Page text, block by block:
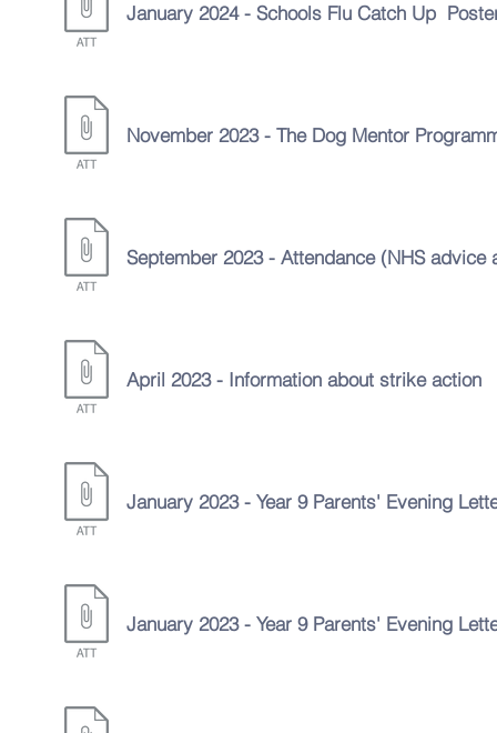
Lettere per l'anno accademico 2019/
January 2024 - Schools Flu Catch Up
November 2023 - The Dog Mentor
September 2023 - Attendance (NHS advice
April 2023 - Information about strike action
January 2023 - Year 9 Parents' Evening
January 2023 - Year 9 Parents' Evening